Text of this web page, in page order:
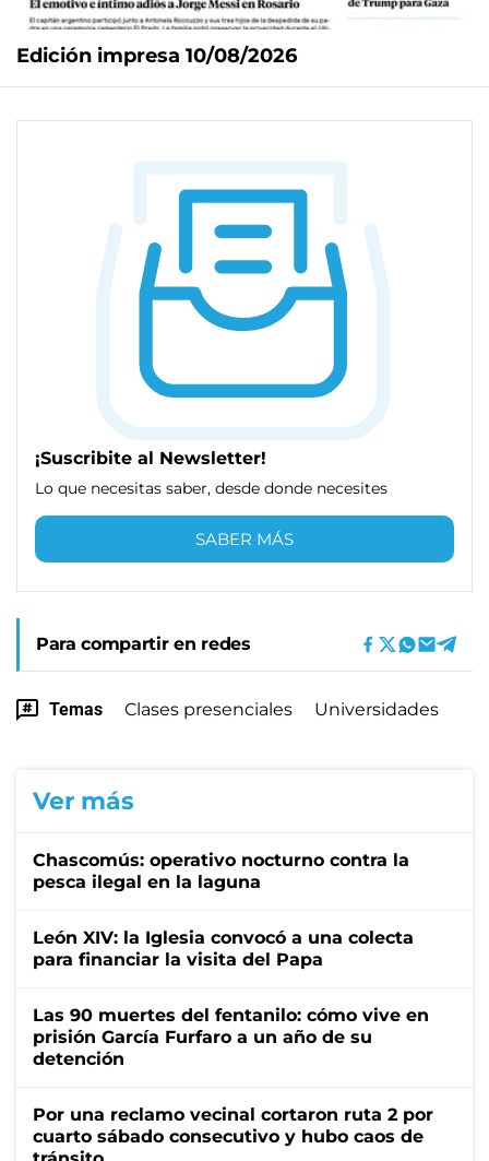
Edición impresa 10/08/2026
¡Suscribite al Newsletter!
Lo que necesitas saber, desde donde necesites
SABER MÁS
Para compartir en redes
Temas Clases presenciales Universidades
Ver más
Chascomús: operativo nocturno contra la
pesca ilegal en la laguna
León XIV: la Iglesia convocó a una colecta
para financiar la visita del Papa
Las 90 muertes del fentanilo: cómo vive en
prisión García Furfaro a un año de su
detención
Por una reclamo vecinal cortaron ruta 2 por
cuarto sábado consecutivo y hubo caos de